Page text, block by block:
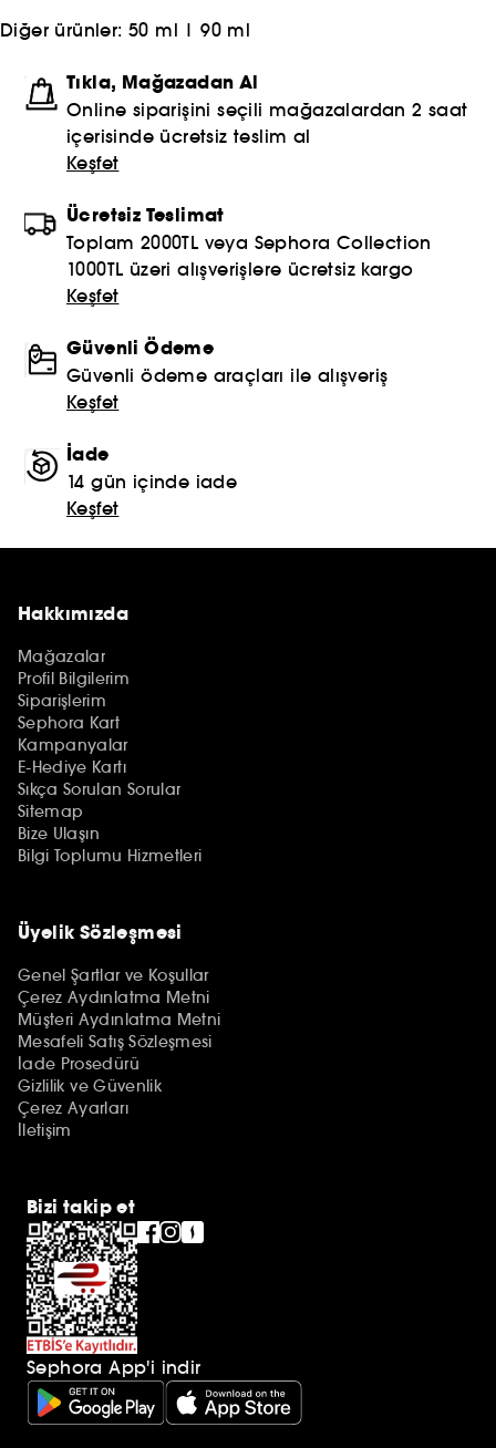
Diğer ürünler:50 ml |90 ml
Tıkla, Mağazadan Al
Online siparişini seçili mağazalardan 2 saat
içerisinde ücretsiz teslim al
Keşfet
Ücretsiz Teslimat
Toplam 2000TL veya Sephora Collection
1000TL üzeri alışverişlere ücretsiz kargo
Keşfet
Güvenli Ödeme
Güvenli ödeme araçları ile alışveriş
Keşfet
İade
14 gün içinde iade
Keşfet
Hakkımızda
Mağazalar
Profil Bilgilerim
Siparişlerim
Sephora Kart
Kampanyalar
E-Hediye Kartı
Sıkça Sorulan Sorular
Sitemap
Bize Ulaşın
Bilgi Toplumu Hizmetleri
Üyelik Sözleşmesi
Genel Şartlar ve Koşullar
Çerez Aydınlatma Metni
Müşteri Aydınlatma Metni
Mesafeli Satış Sözleşmesi
İade Prosedürü
Gizlilik ve Güvenlik
Çerez Ayarları
İletişim
Bizi takip et
Sephora App'i indir